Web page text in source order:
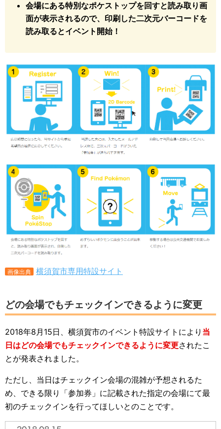
会場にある特別なポケストップを回すと読み取り画
面が表示されるので、印刷した二次元バーコードを
読み取るとイベント開始！
画像出典 横須賀市専用特設サイト
どの会場でもチェックインできるように変更
2018年8月15日、横須賀市のイベント特設サイトにより 当
日はどの会場でもチェックインできるように変更されたこ
とが発表されました。
ただし、当日はチェックイン会場の混雑が予想されるた
め、できる限り「参加券」に記載された指定の会場にて最
初のチェックインを行ってほしいとのことです。